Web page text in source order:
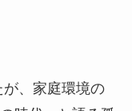
、家庭環境の